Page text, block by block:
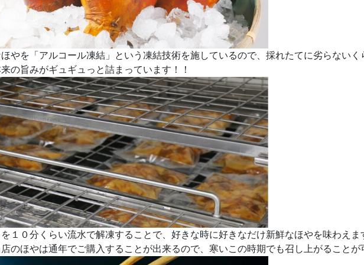
やを「アルコール凍結」という凍結技術を施しているので、採れたてに劣らないく
の旨みがギュギュっと詰まっています！！
１０分くらい流水で解凍することで、好きな時に好きなだけ新鮮なほやを味わえ
のほやは通年でご購入することが出来るので、寒いこの時期でも召し上がることが